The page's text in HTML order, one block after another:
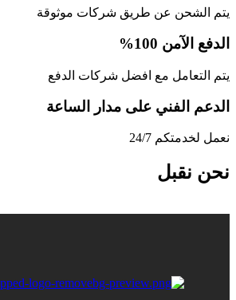
يتم الشحن عن طريق شركات موثوقة
الدفع الآمن 100%
يتم التعامل مع افضل شركات الدفع
الدعم الفني على مدار الساعة
نعمل لخدمتكم 24/7
نحن نقبل